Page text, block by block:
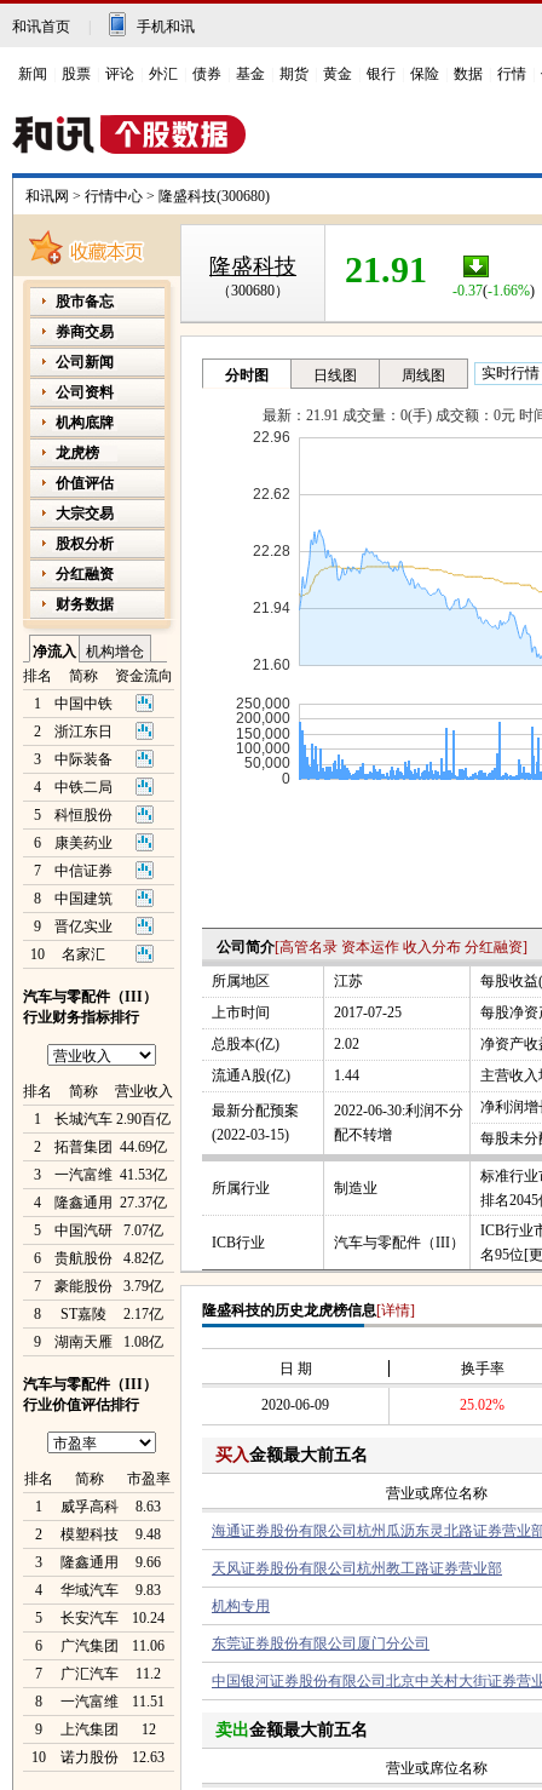
和讯首页 手机和讯
新闻 股票 评论 外汇 债券 基金 期货 黄金 银行 保险 数据 行情
和讯网 > 行情中心 > 隆盛科技(300680)
股市备忘
券商交易
公司新闻
公司资料
机构底牌
龙虎榜
价值评估
大宗交易
股权分析
分红融资
财务数据
净流入
机构增仓
排名
简称
资金流向
1
中国中铁
2
浙江东日
3
中际装备
4
中铁二局
5
科恒股份
6
康美药业
7
中信证券
8
中国建筑
9
晋亿实业
10
名家汇
汽车与零配件（III）
行业财务指标排行
排名 简称
营业收入
1
长城汽车 2.90百亿
2
拓普集团
44.69亿
3
一汽富维 41.53亿
4
隆鑫通用
27.37亿
5
中国汽研
7.07亿
6
贵航股份
4.82亿
7
豪能股份
3.79亿
8
ST嘉陵
2.17亿
9
湖南天雁 1.08亿
汽车与零配件（III）
行业价值评估排行
排名 简称
市盈率
1
威孚高科
8.63
2
模塑科技
9.48
3
隆鑫通用
9.66
4
华域汽车
9.83
5
长安汽车
10.24
6
广汽集团
11.06
7
广汇汽车
11.2
8
一汽富维
11.51
9
上汽集团
12
10
诺力股份 12.63
隆盛科技
（300680）
21.91
-0.37(-1.66%)
公司简介[高管名录 资本运作 收入分布 分红融资]
所属地区
江苏
每股收益
上市时间
2017-07-25
每股净资
总股本(亿)
2.02
净资产收
流通A股(亿)
1.44 主营收入
最新分配预案
(2022-03-15)
2022-06-30:利润不分
配不转增
净利润增
每股未分
所属行业 制造业
标准行业
排名2045
ICB行业 汽车与零配件（III）
ICB行业
名95位[
隆盛科技的历史龙虎榜信息[详情]
日 期 换手率
2020-06-09 25.02%
买入金额最大前五名
营业或席位名称
海通证券股份有限公司杭州瓜沥东灵北路证券营业
天风证券股份有限公司杭州教工路证券营业部
机构专用
东莞证券股份有限公司厦门分公司
中国银河证券股份有限公司北京中关村大街证券营
卖出金额最大前五名
营业或席位名称